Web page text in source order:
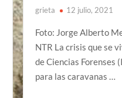
grieta 12 julio, 2021
Foto: Jorge Alberto
NTR La crisis que se
de Ciencias Forenses
para las caravanas …